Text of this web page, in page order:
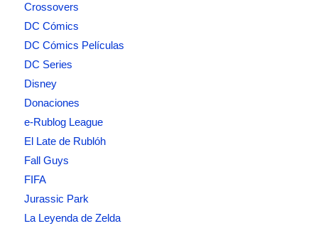
Crossovers
DC Cómics
DC Cómics Películas
DC Series
Disney
Donaciones
e-Rublog League
El Late de Rublóh
Fall Guys
FIFA
Jurassic Park
La Leyenda de Zelda